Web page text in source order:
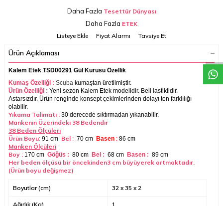
W
h
a
t
a
p
p
D
e
s
t
e
H
a
t
t
Daha Fazla Tesettür Dünyası
Daha Fazla ETEK
Listeye Ekle
Fiyat Alarmı Tavsiye Et
Ürün Açıklaması
Kalem Etek TSD00291 Gül Kurusu Özellik
Kumaş Özelliği : Scuba kumaştan üretilmiştir.
Ürün Özelliği : Yeni sezon Kalem Etek modelidir. Beli lastiklidir.
Astarsızdır. Ürün renginde konsept çekimlerinden dolayı ton farklılığı
olabilir.
Yıkama Talimatı : 30 derecede sıktırmadan yıkanabilir.
Mankenin Üzerindeki 38 Bedendir
38 Beden Ölçüleri
Ürün Boyu: 91 cm Bel : 70 cm Basen : 86 cm
Manken Ölçüleri
Boy : 170 cm Göğüs : 80 cm Bel : 68 cm Basen : 89 cm
Her beden ölçüsü bir öncekinden3 cm büyüyerek artmaktadır.
(Ürün boyu değişmez)
Boyutlar (cm) 32 x 35 x 2
Ağırlık (Kg) 1